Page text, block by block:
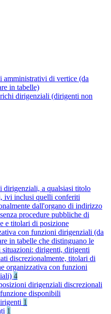
amministrativi di vertice (da
in tabelle)
dirigenziali (dirigenti non
dirigenziali, a qualsiasi titolo
ivi inclusi quelli conferiti
dall'organo di indirizzo
procedure pubbliche di
e titolari di posizione
con funzioni dirigenziali (da
in tabelle che distinguano le
situazioni: dirigenti, dirigenti
discrezionalmente, titolari di
organizzativa con funzioni
4
dirigenziali discrezionali
disponibili
1
1